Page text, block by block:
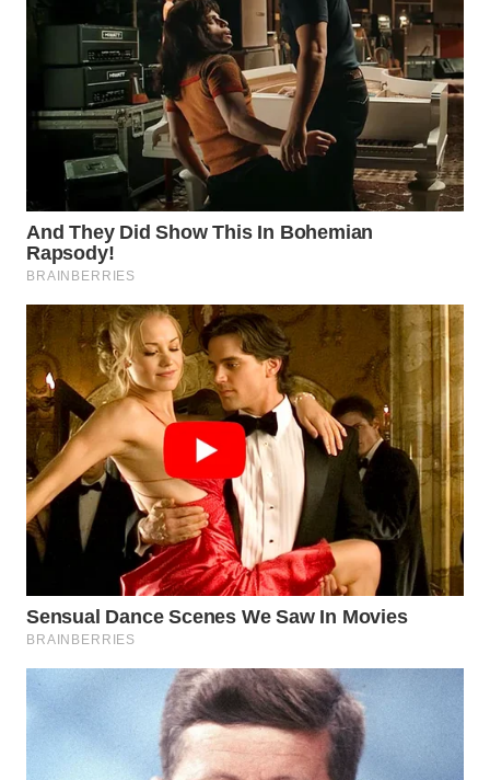
WN
LIKUPANG
WN
LABUANBAJO
WN
BORNEO
Wahana
Media
Group
WAHANA
NEWS
WAHANA
ADVOKAT
WAHANA
INFRASTRUKTUR
WAHANA
KONSUMEN